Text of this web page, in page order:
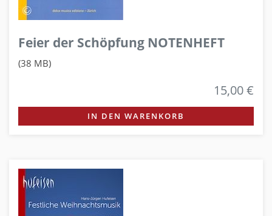
Feier der Schöpfung NOTENHEFT
(38 MB)
15,00 €
IN DEN WARENKORB